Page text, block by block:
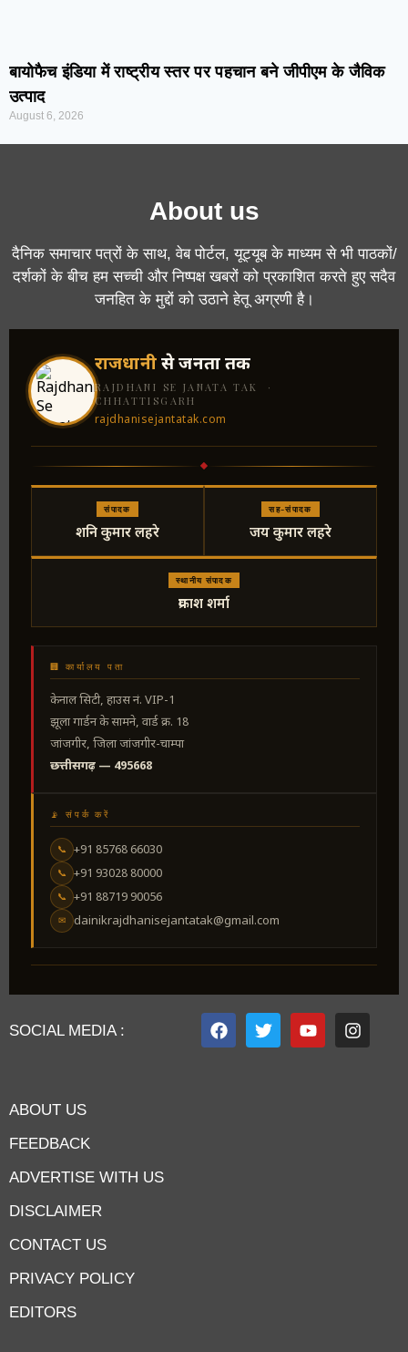
बायोफैच इंडिया में राष्ट्रीय स्तर पर पहचान बने जीपीएम के जैविक
उत्पाद
August 6, 2026
About us
दैनिक समाचार पत्रों के साथ, वेब पोर्टल, यूट्यूब के माध्यम से भी पाठकों/
दर्शकों के बीच हम सच्ची और निष्पक्ष खबरों को प्रकाशित करते हुए सदैव
जनहित के मुद्दों को उठाने हेतू अग्रणी है।
राजधानीसे जनता तक
RAJDHANI SE JANATA TAK ·
CHHATTISGARH
rajdhanisejantatak.com
संपादक
शनि कुमार लहरे
सह-संपादक
जय कुमार लहरे
स्थानीय संपादक
प्रकाश शर्मा
🏢 कार्यालय पता
केनाल सिटी, हाउस नं. VIP-1
झूला गार्डन के सामने, वार्ड क्र. 18
जांजगीर, जिला जांजगीर-चाम्पा
छत्तीसगढ़ — 495668
📡 संपर्क करें
📞 +91 85768 66030
📞 +91 93028 80000
📞 +91 88719 90056
✉ dainikrajdhanisejantatak@gmail.com
SOCIAL MEDIA :
ABOUT US
FEEDBACK
ADVERTISE WITH US
DISCLAIMER
CONTACT US
PRIVACY POLICY
EDITORS